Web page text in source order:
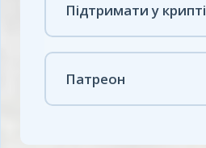
Підтримати у крипті
Патреон